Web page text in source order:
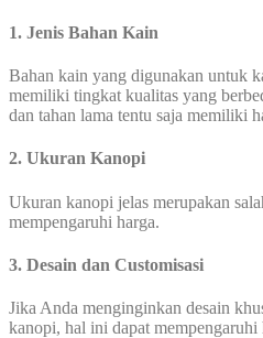
1. Jenis Bahan Kain
Bahan kain yang digunakan untuk
memiliki tingkat kualitas yang
dan tahan lama tentu saja memiliki
2. Ukuran Kanopi
Ukuran kanopi jelas merupakan
mempengaruhi harga.
3. Desain dan Customisasi
Jika Anda menginginkan desain
kanopi, hal ini dapat mempengaruhi